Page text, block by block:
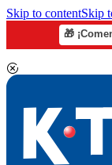
Skip to contentSkip
🎁